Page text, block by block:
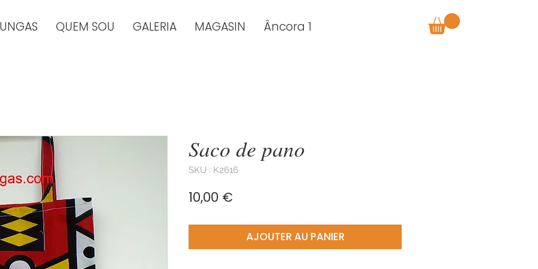
QUEM SOU GALERIA MAGASIN Âncora 1
Saco de pano
SKU : K2616
10,00 €
AJOUTER AU PANIER